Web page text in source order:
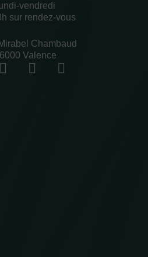
vendredi
sur rendez-vous
Chambaud
Valence